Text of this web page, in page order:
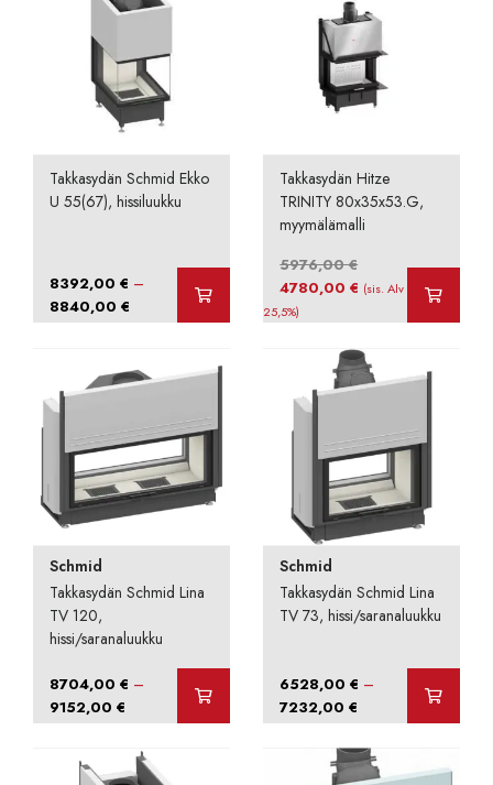
Takkasydän Schmid Ekko
U 55(67), hissiluukku
8392,00€ –
8840,00€ Hintaluokka:
8392,00 €
8840,00 €
Takkasydän Hitze
TRINITY 80x35x53.G,
myymälämalli
5976,00€
Alkuperäinen
hinta
4780,00€ Nykyinen
4780,00 €.
(sis. Alv
25,5%)
Schmid
Takkasydän Schmid Lina
TV 120,
hissi/saranaluukku
8704,00€ –
9152,00€ Hintaluokka:
8704,00 €
9152,00 €
Schmid
Takkasydän Schmid Lina
TV 73, hissi/saranaluukku
6528,00€ –
7232,00€ Hintaluokka:
6528,00 €
-
7232,00 €